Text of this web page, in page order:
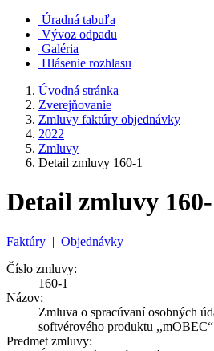
Úradná tabuľa
Vývoz odpadu
Galéria
Hlásenie rozhlasu
Úvodná stránka
Zverejňovanie
Zmluvy faktúry objednávky
2022
Zmluvy
Detail zmluvy 160-1
Detail zmluvy
Faktúry | Objednávky
Číslo zmluvy:
160-1
Názov:
Zmluva o spracúvaní osobných
softvérového produktu ,,mOBEC“
Predmet zmluvy: